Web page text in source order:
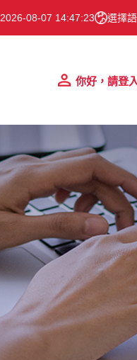
2026-08-07 14:47:24 選擇
你好，請登入